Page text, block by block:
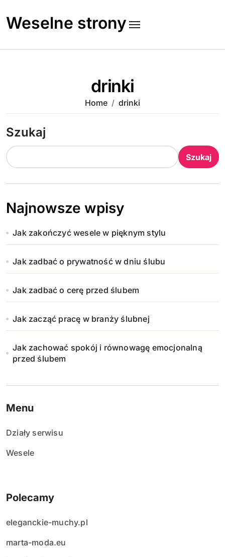
to
content
Weselne strony
drinki
Home drinki
Szukaj
Szukaj
Najnowsze wpisy
Jak zakończyć wesele w pięknym stylu
Jak zadbać o prywatność w dniu ślubu
Jak zadbać o cerę przed ślubem
Jak zacząć pracę w branży ślubnej
Jak zachować spokój i równowagę emocjonalną
przed ślubem
Menu
Działy serwisu
Wesele
Polecamy
eleganckie-muchy.pl
marta-moda.eu